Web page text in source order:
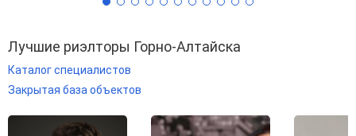
Лучшие риэлторы Горно-Алтайска
Каталог специалистов
Закрытая база объектов